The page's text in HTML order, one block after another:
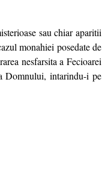
sau chiar aparitii
monahiei posedate de
nesfarsita a Fecioarei
Domnului, intarindu-i pe